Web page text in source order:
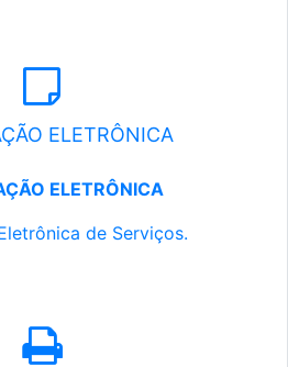
ELETRÔNICA
ELETRÔNICA
de Serviços.